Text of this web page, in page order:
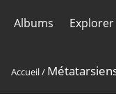
Albums Explorer
Accueil/